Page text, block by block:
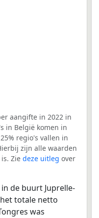
aangifte in 2022 in
in België komen in
regio's vallen in
zijn alle waarden
Zie deze uitleg over
de buurt Juprelle-
het totale netto
was